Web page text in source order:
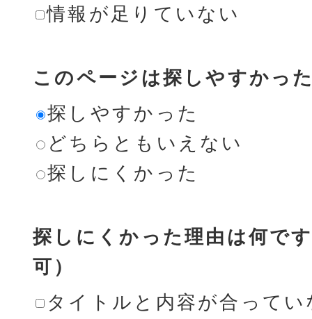
情報が足りていない
このページは探しやすかっ
探しやすかった
どちらともいえない
探しにくかった
探しにくかった理由は何で
可）
タイトルと内容が合ってい